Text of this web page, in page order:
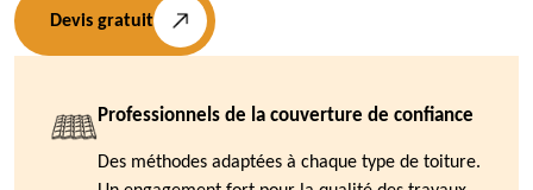
Devis gratuit
Professionnels de la couverture de confiance
Des méthodes adaptées à chaque type de toiture.